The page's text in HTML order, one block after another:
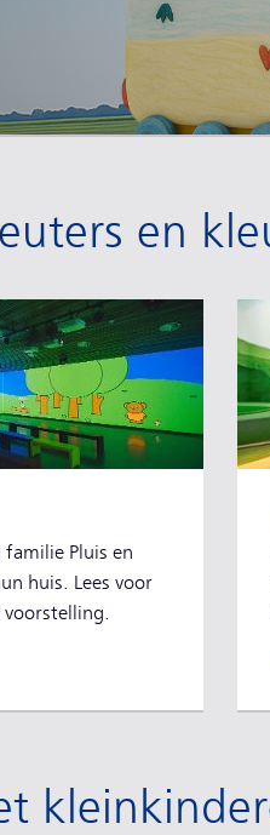
en
familie Pluis en
huis. Lees voor
voorstelling.